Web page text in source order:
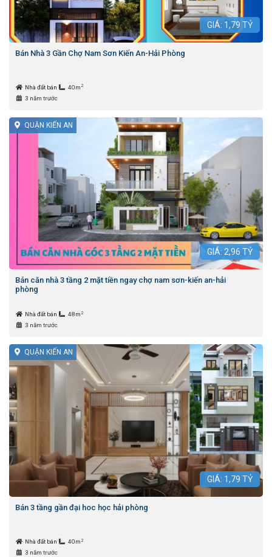
GIÁ: 1,79 TỶ
Bán Nhà 3 Gần Chợ Nam Sơn Kiến An-Hải Phòng
Nhà đất bán 40m 2
3 năm trước
QUẬN KIẾN AN
GIÁ: 2,96 TỶ
Bán căn nhà 3 tầng 2 mặt tiền ngay chợ nam sơn-kiến an-hải
phòng
Nhà đất bán 48m 2
3 năm trước
QUẬN KIẾN AN
GIÁ: 1,79 TỶ
Bán 3 tầng gần đại hoc học hải phòng
Nhà đất bán 40m 2
3 năm trước